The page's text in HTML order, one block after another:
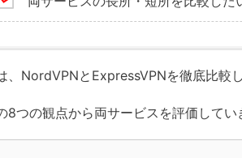
、NordVPNとExpressVPNを徹底比較
8つの観点から両サービスを評価してい